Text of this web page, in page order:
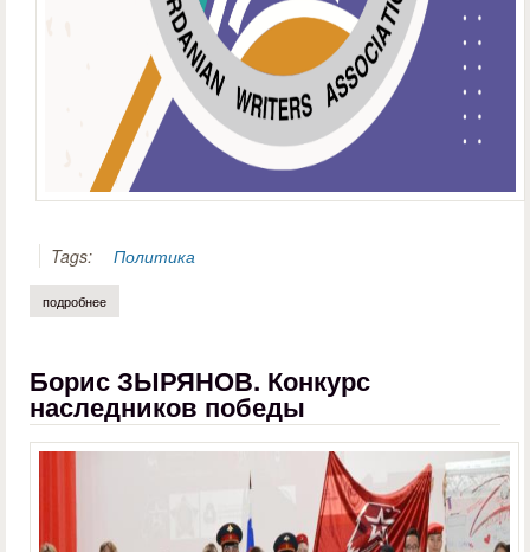
Tags: Политика
подробнее
Борис ЗЫРЯНОВ. Конкурс
наследников победы